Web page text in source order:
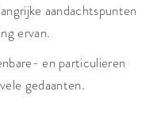
aandachtspunten
ervan.
en particulieren
gedaanten.